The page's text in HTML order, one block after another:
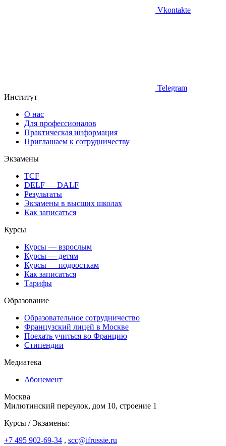
Vkontakte
Telegram
Институт
О нас
Для профессионалов
Практическая информация
Приглашаем к сотрудничеству
Экзамены
TCF
DELF — DALF
Результаты
Экзамены в высших школах
Как записаться
Курсы
Курсы — взрослым
Курсы — детям
Курсы — подросткам
Как записаться
Тарифы
Образование
Образовательное сотрудничество
Французский лицей в Москве
Поехать учиться во Францию
Стипендии
Медиатека
Абонемент
Москва
Милютинский переулок, дом 10, строение 1
Курсы / Экзамены:
+7 495 902-69-34 , scc@ifrussie.ru